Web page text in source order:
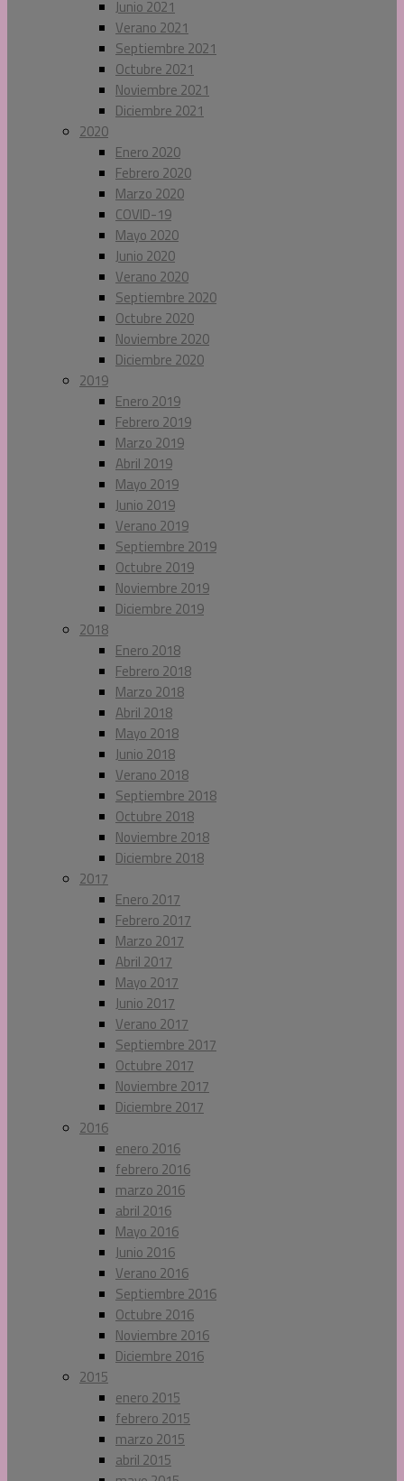
Junio 2021
Verano 2021
Septiembre 2021
Octubre 2021
Noviembre 2021
Diciembre 2021
2020
Enero 2020
Febrero 2020
Marzo 2020
COVID-19
Mayo 2020
Junio 2020
Verano 2020
Septiembre 2020
Octubre 2020
Noviembre 2020
Diciembre 2020
2019
Enero 2019
Febrero 2019
Marzo 2019
Abril 2019
Mayo 2019
Junio 2019
Verano 2019
Septiembre 2019
Octubre 2019
Noviembre 2019
Diciembre 2019
2018
Enero 2018
Febrero 2018
Marzo 2018
Abril 2018
Mayo 2018
Junio 2018
Verano 2018
Septiembre 2018
Octubre 2018
Noviembre 2018
Diciembre 2018
2017
Enero 2017
Febrero 2017
Marzo 2017
Abril 2017
Mayo 2017
Junio 2017
Verano 2017
Septiembre 2017
Octubre 2017
Noviembre 2017
Diciembre 2017
2016
enero 2016
febrero 2016
marzo 2016
abril 2016
Mayo 2016
Junio 2016
Verano 2016
Septiembre 2016
Octubre 2016
Noviembre 2016
Diciembre 2016
2015
enero 2015
febrero 2015
marzo 2015
abril 2015